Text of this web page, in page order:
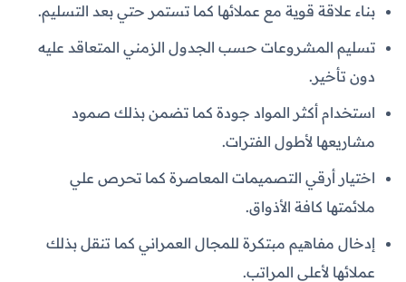
بناء علاقة قوية مع عملائها كما تستمر حتي بعد التسليم.
تسليم المشروعات حسب الجدول الزمني المتعاقد عليه
دون تأخير.
استخدام أكثر المواد جودة كما تضمن بذلك صمود
مشاريعها لأطول الفترات.
اختيار أرقي التصميمات المعاصرة كما تحرص علي
ملائمتها كافة الأذواق.
إدخال مفاهيم مبتكرة للمجال العمراني كما تنقل بذلك
عملائها لأعلي المراتب.